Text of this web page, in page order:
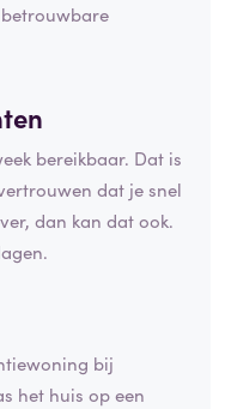
bereikbaar. Dat is
dat je snel
dan kan dat ook.
bij
het huis op een